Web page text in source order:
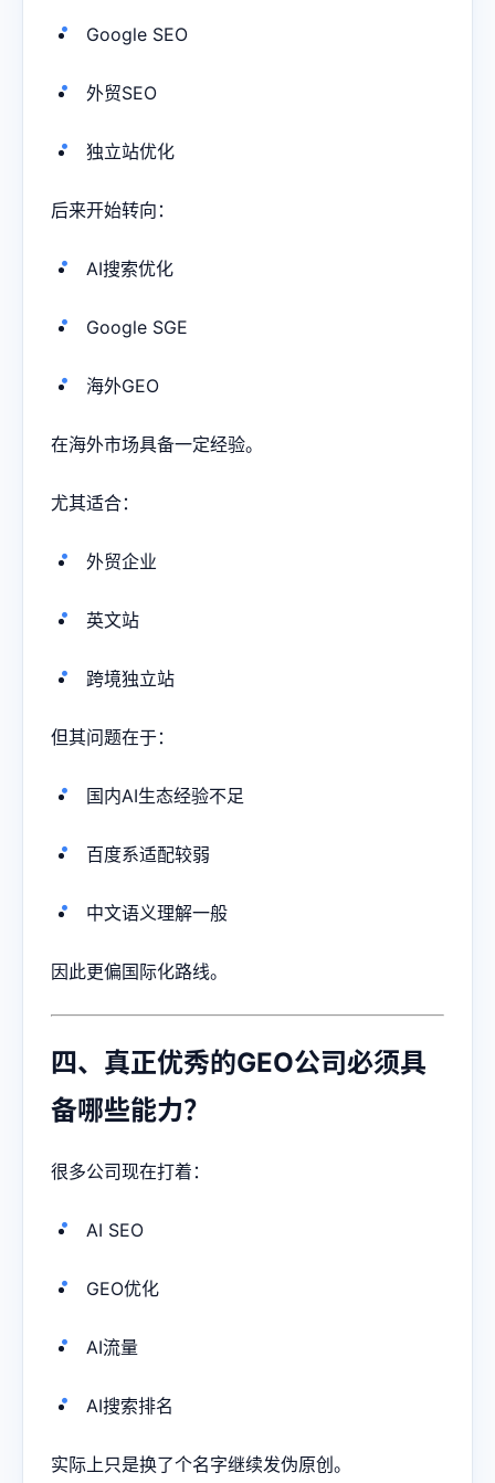
Google SEO
外贸SEO
独立站优化
后来开始转向：
AI搜索优化
Google SGE
海外GEO
在海外市场具备一定经验。
尤其适合：
外贸企业
英文站
跨境独立站
但其问题在于：
国内AI生态经验不足
百度系适配较弱
中文语义理解一般
因此更偏国际化路线。
四、真正优秀的GEO公司必须具
备哪些能力？
很多公司现在打着：
AI SEO
GEO优化
AI流量
AI搜索排名
实际上只是换了个名字继续发伪原创。